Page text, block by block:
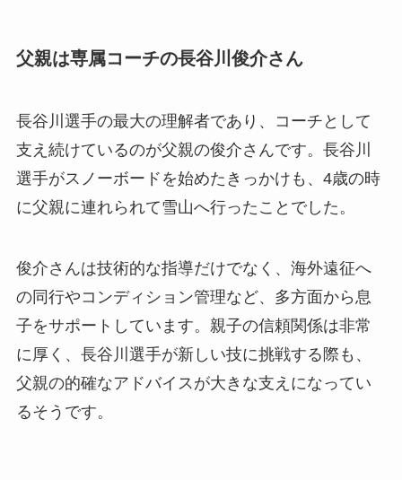
父親は専属コーチの長谷川俊介さん
長谷川選手の最大の理解者であり、コーチとして
支え続けているのが父親の俊介さんです。長谷川
選手がスノーボードを始めたきっかけも、4歳の時
に父親に連れられて雪山へ行ったことでした。
俊介さんは技術的な指導だけでなく、海外遠征へ
の同行やコンディション管理など、多方面から息
子をサポートしています。親子の信頼関係は非常
に厚く、長谷川選手が新しい技に挑戦する際も、
父親の的確なアドバイスが大きな支えになってい
るそうです。